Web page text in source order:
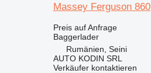
Massey Ferguson 860
Preis auf Anfrage
Baggerlader
Rumänien, Seini
AUTO KODIN SRL
Verkäufer kontaktieren